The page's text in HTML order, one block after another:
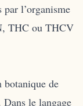
par l’organisme
THC ou THCV
botanique de
Dans le langage